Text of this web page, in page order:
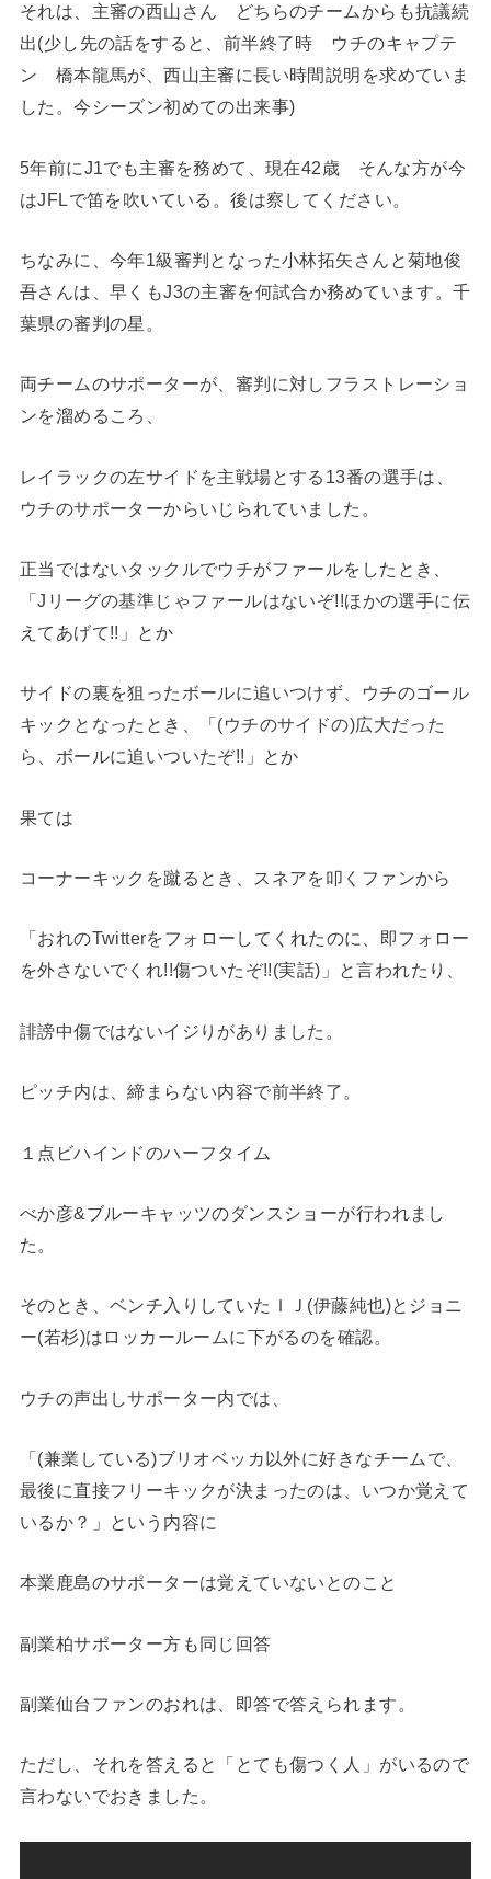
それは、主審の西山さん どちらのチームからも抗議続
出(少し先の話をすると、前半終了時 ウチのキャプテ
ン 橋本龍馬が、西山主審に長い時間説明を求めていま
した。今シーズン初めての出来事)
5年前にJ1でも主審を務めて、現在42歳 そんな方が今
はJFLで笛を吹いている。後は察してください。
ちなみに、今年1級審判となった小林拓矢さんと菊地俊
吾さんは、早くもJ3の主審を何試合か務めています。千
葉県の審判の星。
両チームのサポーターが、審判に対しフラストレーショ
ンを溜めるころ、
レイラックの左サイドを主戦場とする13番の選手は、
ウチのサポーターからいじられていました。
正当ではないタックルでウチがファールをしたとき、
「Jリーグの基準じゃファールはないぞ!!ほかの選手に伝
えてあげて!!」とか
サイドの裏を狙ったボールに追いつけず、ウチのゴール
キックとなったとき、「(ウチのサイドの)広大だった
ら、ボールに追いついたぞ!!」とか
果ては
コーナーキックを蹴るとき、スネアを叩くファンから
「おれのTwitterをフォローしてくれたのに、即フォロー
を外さないでくれ!!傷ついたぞ!!(実話)」と言われたり、
誹謗中傷ではないイジりがありました。
ピッチ内は、締まらない内容で前半終了。
１点ビハインドのハーフタイム
べか彦&ブルーキャッツのダンスショーが行われまし
た。
そのとき、ベンチ入りしていたＩＪ(伊藤純也)とジョニ
ー(若杉)はロッカールームに下がるのを確認。
ウチの声出しサポーター内では、
「(兼業している)ブリオベッカ以外に好きなチームで、
最後に直接フリーキックが決まったのは、いつか覚えて
いるか？」という内容に
本業鹿島のサポーターは覚えていないとのこと
副業柏サポーター方も同じ回答
副業仙台ファンのおれは、即答で答えられます。
ただし、それを答えると「とても傷つく人」がいるので
言わないでおきました。